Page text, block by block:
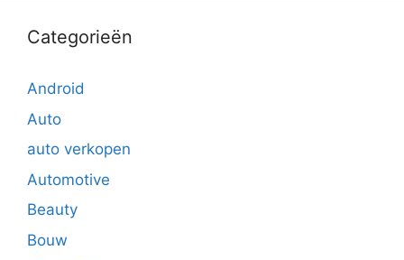
Categorieën
Android
Auto
auto verkopen
Automotive
Beauty
Bouw